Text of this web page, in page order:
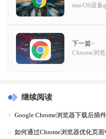
macOS设
下一篇>
Chrome浏
继续阅读
Google Chrome浏览器下载后插
如何通过Chrome浏览器优化页